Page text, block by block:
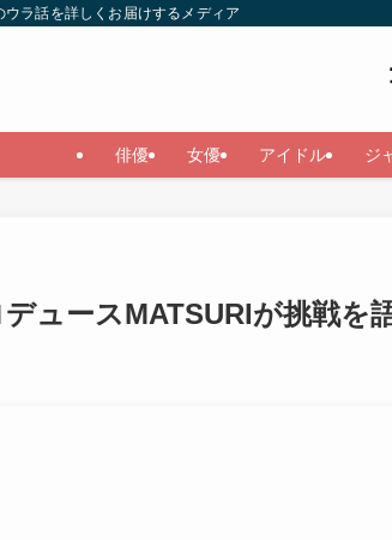
ラ話を詳しくお届けするメディア
俳優 女優 アイドル ジ
ュースMATSURIが挑戦を